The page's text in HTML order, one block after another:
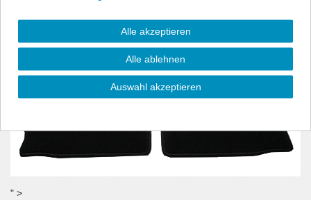
" >
Alle akzeptieren
Alle ablehnen
Auswahl akzeptieren